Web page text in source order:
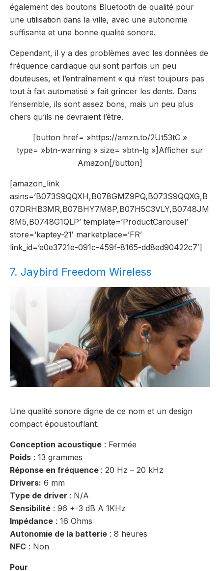
également des boutons Bluetooth de qualité pour
une utilisation dans la ville, avec une autonomie
suffisante et une bonne qualité sonore.
Cependant, il y a des problèmes avec les données de
fréquence cardiaque qui sont parfois un peu
douteuses, et l’entraînement « qui n’est toujours pas
tout à fait automatisé » fait grincer les dents. Dans
l’ensemble, ils sont assez bons, mais un peu plus
chers qu’ils ne devraient l’être.
[button href= »https://amzn.to/2Ut53tC »
type= »btn-warning » size= »btn-lg »]Afficher sur
Amazon[/button]
[amazon_link
asins=’B073S9QQXH,B078GMZ9PQ,B073S9QQXG,B
07DRHB3MR,B07BHY7M8P,B07H5C3VLY,B0748JM
8M5,B0748G1QLP’ template=’ProductCarousel’
store=’kaptey-21′ marketplace=’FR’
link_id=’e0e3721e-091c-459f-8165-dd8ed90422c7′]
7. Jaybird Freedom Wireless
Une qualité sonore digne de ce nom et un design
compact époustouflant.
Conception acoustique : Fermée
Poids : 13 grammes
Réponse en fréquence : 20 Hz – 20 kHz
Drivers: 6 mm
Type de driver : N/A
Sensibilité : 96 +-3 dB A 1KHz
Impédance : 16 Ohms
Autonomie de la batterie : 8 heures
NFC : Non
Pour